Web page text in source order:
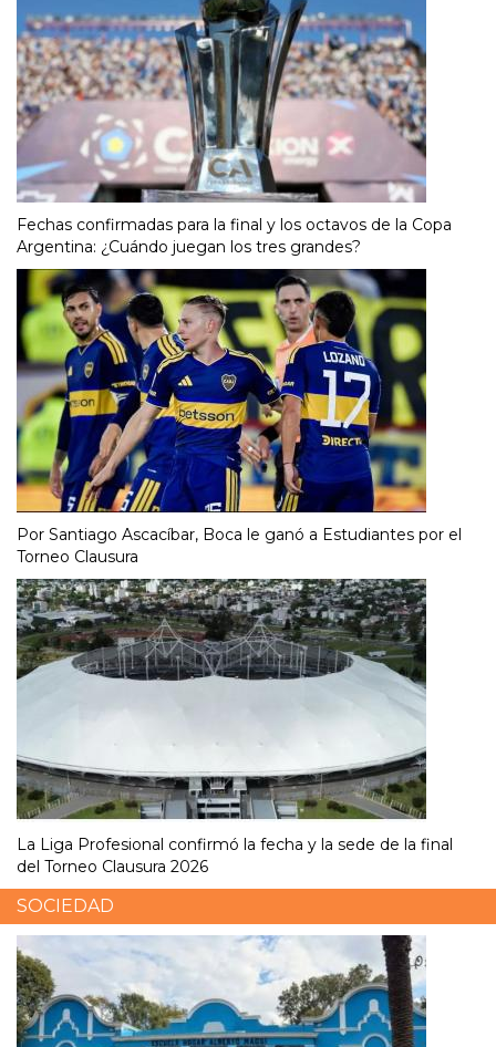
Fechas confirmadas para la final y los octavos de la Copa
Argentina: ¿Cuándo juegan los tres grandes?
Por Santiago Ascacíbar, Boca le ganó a Estudiantes por el
Torneo Clausura
La Liga Profesional confirmó la fecha y la sede de la final
del Torneo Clausura 2026
SOCIEDAD